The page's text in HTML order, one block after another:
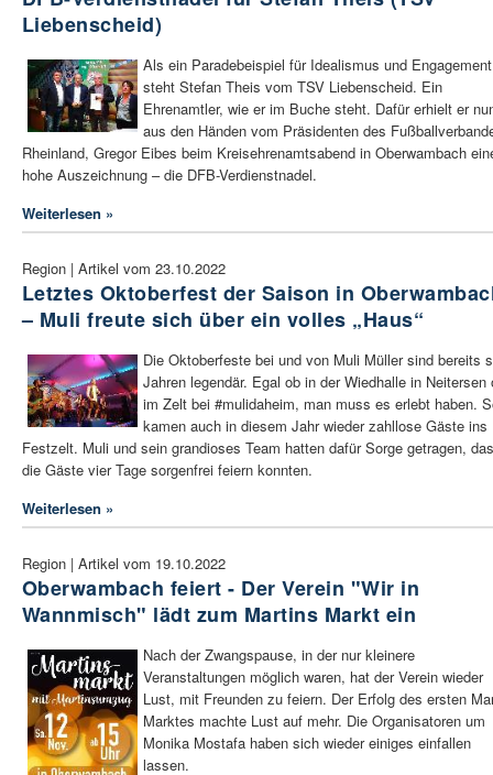
Liebenscheid)
Als ein Paradebeispiel für Idealismus und Engagement
steht Stefan Theis vom TSV Liebenscheid. Ein
Ehrenamtler, wie er im Buche steht. Dafür erhielt er
aus den Händen vom Präsidenten des
Rheinland, Gregor Eibes beim Kreisehrenamtsabend in Oberwambach
hohe Auszeichnung – die DFB-Verdienstnadel.
Weiterlesen »
Region | Artikel vom 23.10.2022
Letztes Oktoberfest der Saison in
– Muli freute sich über ein volles „Haus“
Die Oktoberfeste bei und von Muli Müller sind bereits
Jahren legendär. Egal ob in der Wiedhalle in Neitersen
im Zelt bei #mulidaheim, man muss es erlebt haben.
kamen auch in diesem Jahr wieder zahllose Gäste ins
Festzelt. Muli und sein grandioses Team hatten dafür Sorge getragen,
die Gäste vier Tage sorgenfrei feiern konnten.
Weiterlesen »
Region | Artikel vom 19.10.2022
Oberwambach feiert - Der Verein "Wir in
Wannmisch" lädt zum Martins Markt ein
Nach der Zwangspause, in der nur kleinere
Veranstaltungen möglich waren, hat der Verein wieder
Lust, mit Freunden zu feiern. Der Erfolg des ersten
Marktes machte Lust auf mehr. Die Organisatoren um
Monika Mostafa haben sich wieder einiges einfallen
lassen.